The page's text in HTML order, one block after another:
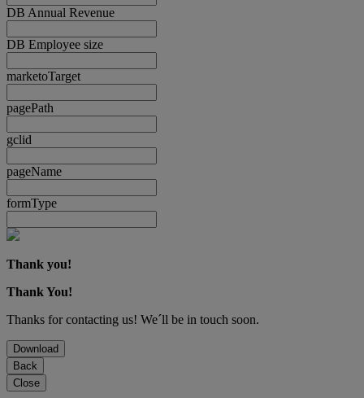
DB Annual Revenue
DB Employee size
marketoTarget
pagePath
gclid
pageName
formType
Thank you!
Thank You!
Thanks for contacting us! We´ll be in touch soon.
Download
Back
Close